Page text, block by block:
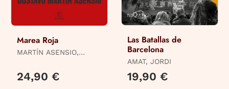
Marea Roja
MARTÍN ASENSIO,
24,90 €
Las Batallas de
Barcelona
AMAT, JORDI
19,90 €